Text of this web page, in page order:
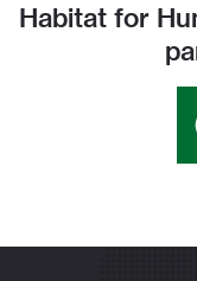
Habitat for